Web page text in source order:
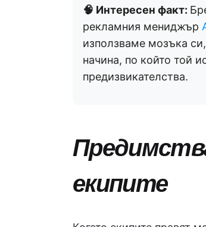
🧠 Интересен факт:
рекламния мениджър
използваме мозъка
начина, по който той
предизвикателства.
екипите